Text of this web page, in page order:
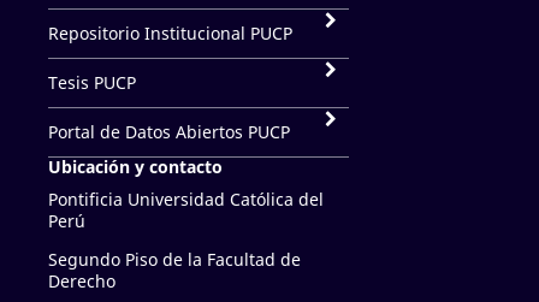
Repositorio Institucional PUCP
Tesis PUCP
Portal de Datos Abiertos PUCP
Ubicación y contacto
Pontificia Universidad Católica del
Perú
Segundo Piso de la Facultad de
Derecho